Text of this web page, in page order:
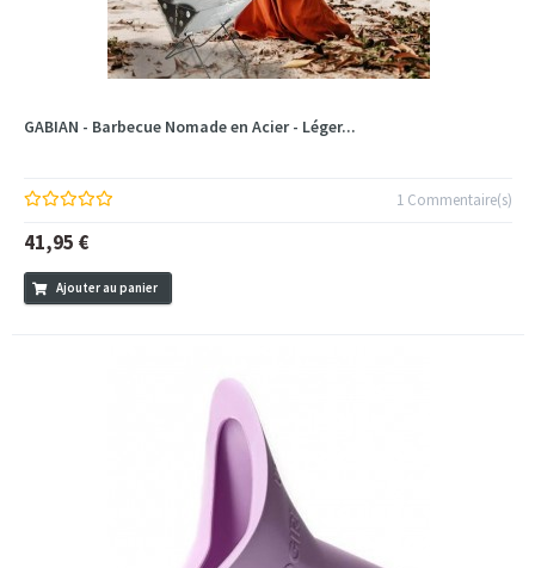
GABIAN - Barbecue Nomade en Acier - Léger...
1 Commentaire(s)
41,95 €
Ajouter au panier